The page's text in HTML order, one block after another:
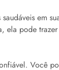
em
ela pode
Você